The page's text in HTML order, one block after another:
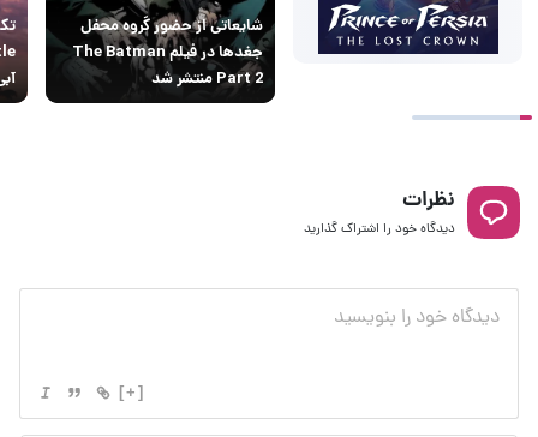
شایعاتی از حضور گروه محفل
جغدها در فیلم The Batman
Part 2 منتشر شد
نظرات
دیدگاه خود را اشتراک گذارید
[+]